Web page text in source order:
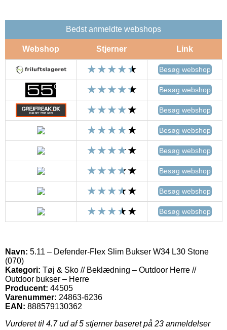
Bedst anmeldte webshops
Webshop Stjerner Link
Besøg webshop
Besøg webshop
Besøg webshop
Besøg webshop
Besøg webshop
Besøg webshop
Besøg webshop
Besøg webshop
Navn: 5.11 – Defender-Flex Slim Bukser W34 L30 Stone
(070)
Kategori: Tøj & Sko // Beklædning – Outdoor Herre //
Outdoor bukser – Herre
Producent: 44505
Varenummer: 24863-6236
EAN: 888579130362
Vurderet til 4.7ud af 5 stjerner baseret på 23 anmeldelser